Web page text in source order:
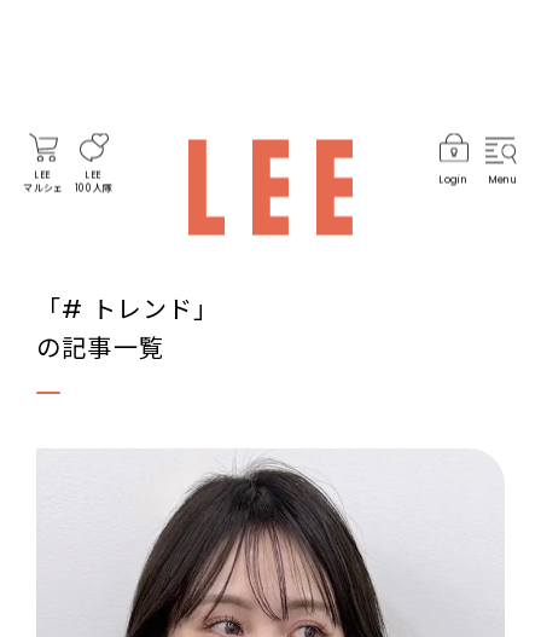
LEE
マルシェ
LEE
100人隊
Login Menu
「# トレンド」
の記事一覧